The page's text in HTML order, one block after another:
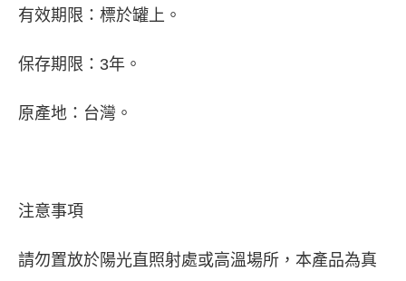
有效期限：標於罐上。
保存期限：3年。
原產地：台灣。
注意事項
請勿置放於陽光直照射處或高溫場所，本產品為真